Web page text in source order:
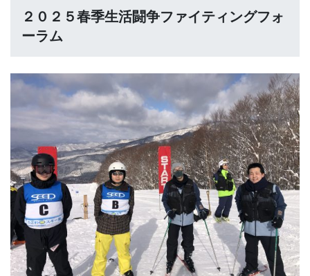
２０２５春季生活闘争ファイティングフォ
ーラム